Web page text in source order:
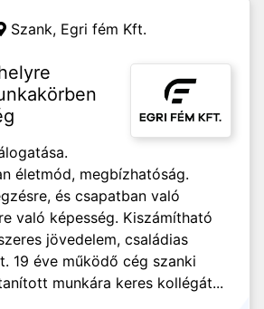
Szank, Egri fém Kft.
életmód, megbízhatóság.
és csapatban való
való képesség. Kiszámítható
jövedelem, családias
19 éve működő cég szanki
munkára keres kollégát...